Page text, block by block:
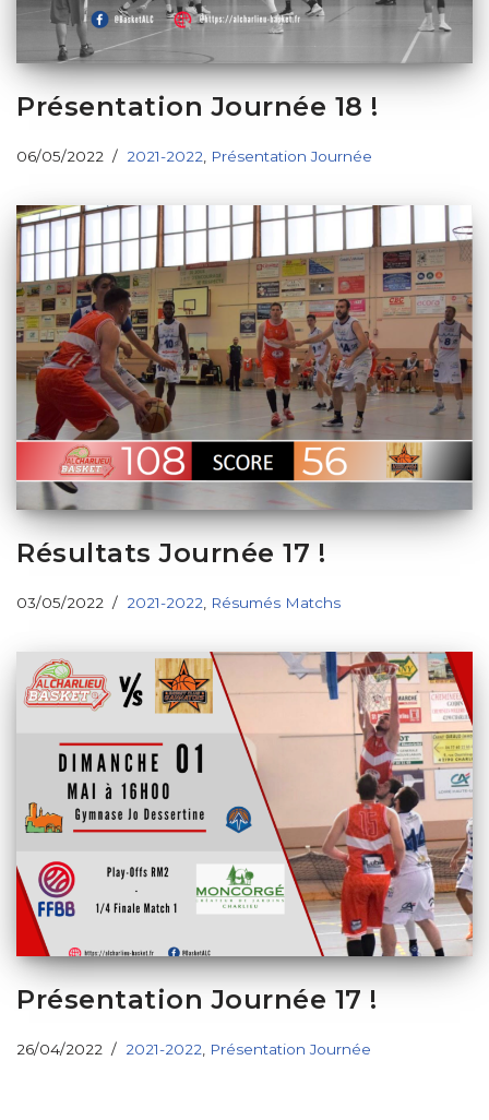
Présentation Journée 18 !
06/05/2022 2021-2022, Présentation Journée
Résultats Journée 17 !
03/05/2022 2021-2022 Résumés Matchs
Présentation Journée 17 !
26/04/2022 2021-2022 Présentation Journée